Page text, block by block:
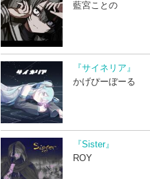
藍宮ことの
『サイネリア』
かげぴーぼーる
『Sister』
ROY